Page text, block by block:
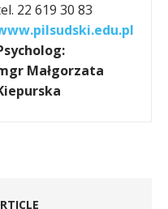
22 619 30 83
Małgorzata